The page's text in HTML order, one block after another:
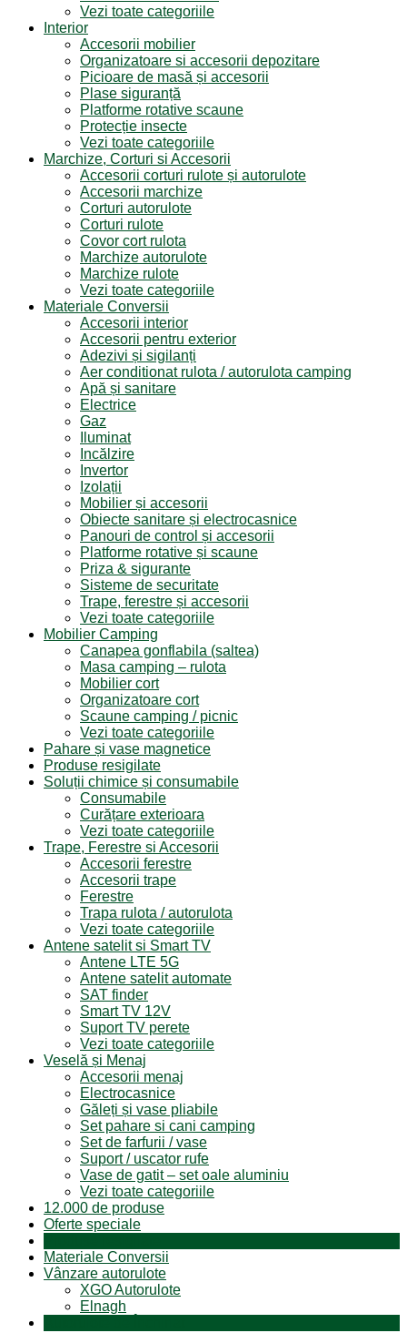
Vezi toate categoriile
Interior
Accesorii mobilier
Organizatoare si accesorii depozitare
Picioare de masă și accesorii
Plase siguranță
Platforme rotative scaune
Protecție insecte
Vezi toate categoriile
Marchize, Corturi si Accesorii
Accesorii corturi rulote și autorulote
Accesorii marchize
Corturi autorulote
Corturi rulote
Covor cort rulota
Marchize autorulote
Marchize rulote
Vezi toate categoriile
Materiale Conversii
Accesorii interior
Accesorii pentru exterior
Adezivi și sigilanți
Aer conditionat rulota / autorulota camping
Apă și sanitare
Electrice
Gaz
Iluminat
Incălzire
Invertor
Izolații
Mobilier și accesorii
Obiecte sanitare și electrocasnice
Panouri de control și accesorii
Platforme rotative și scaune
Priza & sigurante
Sisteme de securitate
Trape, ferestre și accesorii
Vezi toate categoriile
Mobilier Camping
Canapea gonflabila (saltea)
Masa camping – rulota
Mobilier cort
Organizatoare cort
Scaune camping / picnic
Vezi toate categoriile
Pahare și vase magnetice
Produse resigilate
Soluții chimice și consumabile
Consumabile
Curățare exterioara
Vezi toate categoriile
Trape, Ferestre si Accesorii
Accesorii ferestre
Accesorii trape
Ferestre
Trapa rulota / autorulota
Vezi toate categoriile
Antene satelit si Smart TV
Antene LTE 5G
Antene satelit automate
SAT finder
Smart TV 12V
Suport TV perete
Vezi toate categoriile
Veselă și Menaj
Accesorii menaj
Electrocasnice
Găleți și vase pliabile
Set pahare si cani camping
Set de farfurii / vase
Suport / uscator rufe
Vase de gatit – set oale aluminiu
Vezi toate categoriile
12.000 de produse
Oferte speciale
Materiale Conversii
Vânzare autorulote
XGO Autorulote
Elnagh